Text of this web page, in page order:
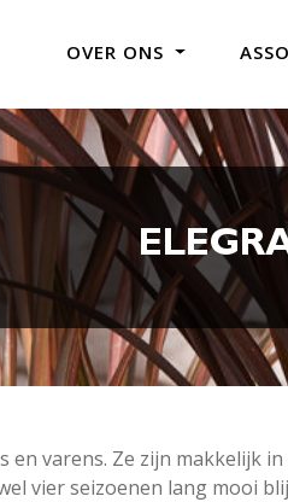
OVER ONS
varens. Ze zijn makkelijk
vier seizoenen lang mooi